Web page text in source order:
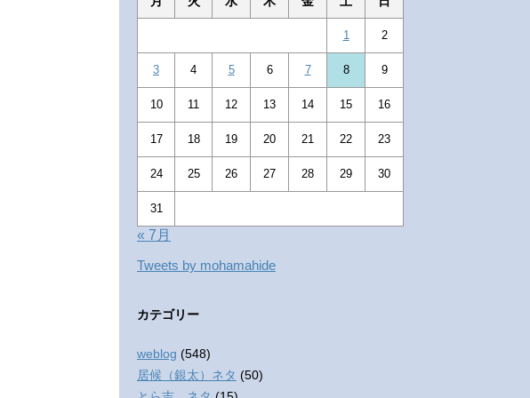
1 2
3 4 5 6 7 8 9
10 11 12 13 14 15 16
17 18 19 20 21 22 23
24 25 26 27 28 29 30
31
« 7月
Tweets by mohamahide
カテゴリー
weblog (548)
居候（銀太）ネタ (50)